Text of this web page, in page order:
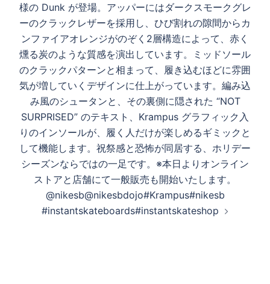
様の Dunk が登場。アッパーにはダークスモークグレ
ーのクラックレザーを採用し、ひび割れの隙間からカ
ンファイアオレンジがのぞく2層構造によって、赤く
燻る炭のような質感を演出しています。ミッドソール
のクラックパターンと相まって、履き込むほどに雰囲
気が増していくデザインに仕上がっています。編み込
み風のシュータンと、その裏側に隠された “NOT
SURPRISED” のテキスト、Krampus グラフィック入
りのインソールが、履く人だけが楽しめるギミックと
して機能します。祝祭感と恐怖が同居する、ホリデー
シーズンならではの一足です。※本日よりオンライン
ストアと店舗にて一般販売も開始いたします。
@nikesb@nikesbdojo#Krampus#nikesb
#instantskateboards#instantskateshop